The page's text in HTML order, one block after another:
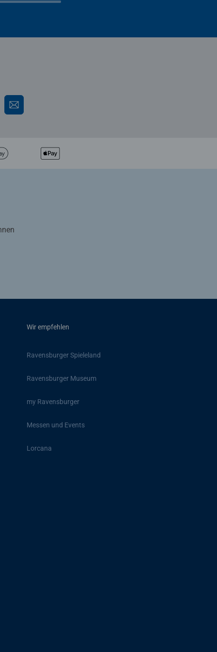
Wir empfehlen
Ravensburger Spieleland
Ravensburger Museum
my Ravensburger
Messen und Events
Lorcana